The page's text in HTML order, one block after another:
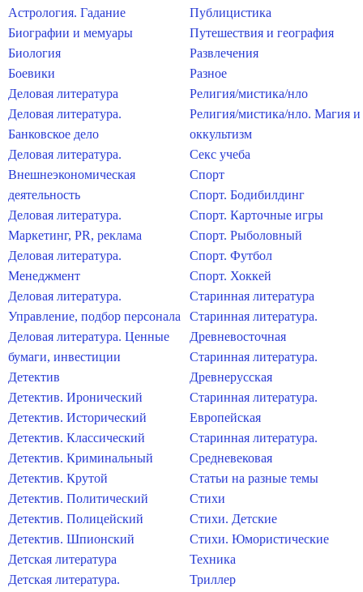
Астрология. Гадание
Биографии и мемуары
Биология
Боевики
Деловая литература
Деловая литература.
Банковское дело
Деловая литература.
Внешнеэкономическая
деятельность
Деловая литература.
Маркетинг, PR, реклама
Деловая литература.
Менеджмент
Деловая литература.
Управление, подбор персонала
Деловая литература. Ценные
бумаги, инвестиции
Детектив
Детектив. Иронический
Детектив. Исторический
Детектив. Классический
Детектив. Криминальный
Детектив. Крутой
Детектив. Политический
Детектив. Полицейский
Детектив. Шпионский
Детская литература
Детская литература.
Публицистика
Путешествия и география
Развлечения
Разное
Религия/мистика/нло
Религия/мистика/нло. Магия и
оккультизм
Секс учеба
Спорт
Спорт. Бодибилдинг
Спорт. Карточные игры
Спорт. Рыболовный
Спорт. Футбол
Спорт. Хоккей
Старинная литература
Старинная литература.
Древневосточная
Старинная литература.
Древнерусская
Старинная литература.
Европейская
Старинная литература.
Средневековая
Статьи на разные темы
Стихи
Стихи. Детские
Стихи. Юмористические
Техника
Триллер